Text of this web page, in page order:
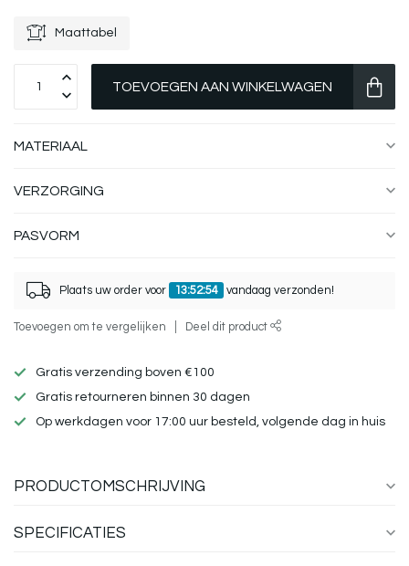
Maattabel
TOEVOEGEN AAN WINKELWAGEN
MATERIAAL
VERZORGING
PASVORM
Plaats uw order voor 13:52:54 vandaag verzonden!
Toevoegen om te vergelijken Deel dit product
Gratis verzending boven €100
Gratis retourneren binnen 30 dagen
Op werkdagen voor 17:00 uur besteld, volgende dag in huis
PRODUCTOMSCHRIJVING
SPECIFICATIES